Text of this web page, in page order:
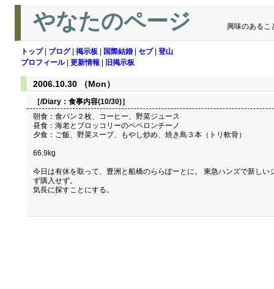
やなたのページ 興味のあるこ
トップ| ブログ| 掲示板 国際結婚 セブ| 登山
プロフィール| 更新情報 旧掲示板
2006.10.30 （Mon）
［/Diary： 食事内容(10/30)］
朝食：食パン２枚、コーヒー、野菜ジュース
昼食：海老とブロッコリーのペペロンチーノ
夕食：ご飯、野菜スープ、もやし炒め、焼き鳥３本（トリ軟骨）
66.9kg
今日は有休を取って、豊洲と船橋のららぽーとに。 東急ハンズで新し
ず購入せず。
気長に探すことにする。